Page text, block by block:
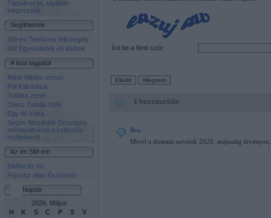
Táplálkozás, táplálék-
kiegészítők
Segíthetnek
SM-es Telefonos lelkisegély
SM Egyesületek és klubok
A lista tagjaitól
Márk Miklós versei
Pál Kati írásai
Gabika zenéi
Olasz Tamás fotói
Egy fiú írása
Segíts Mozdulni! Országos
médiapályázat a sclerosis
multiplexről
Az én SM-em
SiMon és én
Figyusz alias Észbontó
Naptár
2026. Május
H
K S C P S
V
Írd be a fenti szót:
1 hozzászólás
Bea
Mivel a domain nevünk 2020. májusáig